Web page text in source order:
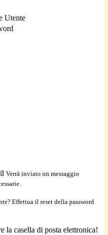
Utente
Verrà inviato un messaggio
Effettua il reset della password
la casella di posta elettronica!